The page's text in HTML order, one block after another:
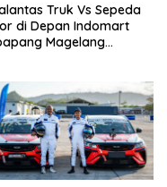
Truk Vs Sepeda
di Depan Indomart
Magelang